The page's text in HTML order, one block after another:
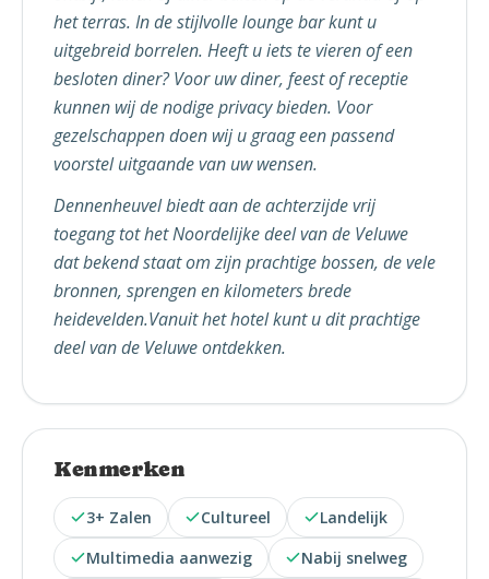
het terras. In de stijlvolle lounge bar kunt u
uitgebreid borrelen. Heeft u iets te vieren of een
besloten diner? Voor uw diner, feest of receptie
kunnen wij de nodige privacy bieden. Voor
gezelschappen doen wij u graag een passend
voorstel uitgaande van uw wensen.
Dennenheuvel biedt aan de achterzijde vrij
toegang tot het Noordelijke deel van de Veluwe
dat bekend staat om zijn prachtige bossen, de vele
bronnen, sprengen en kilometers brede
heidevelden.Vanuit het hotel kunt u dit prachtige
deel van de Veluwe ontdekken.
Kenmerken
3+ Zalen Cultureel
Landelijk
Multimedia aanwezig
Nabij snelweg